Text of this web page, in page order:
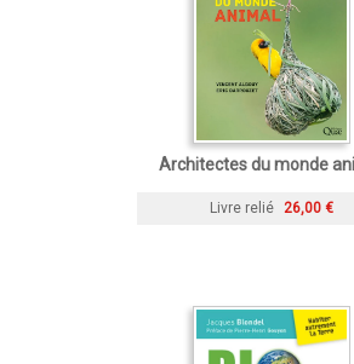
Architectes du monde
Livre relié 26,00 €